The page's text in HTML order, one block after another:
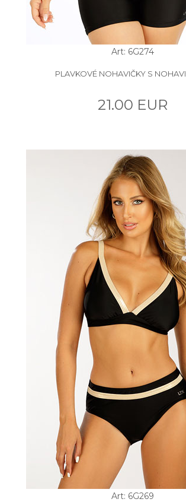
Art: 6G274
PLAVKOVÉ NOHAVIČKY S
21.00 EUR
Art: 6G269